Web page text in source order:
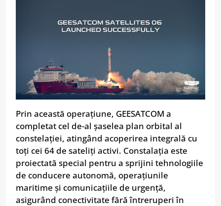
Prin această operațiune, GEESATCOM a
completat cel de-al șaselea plan orbital al
constelației, atingând acoperirea integrală cu
toți cei 64 de sateliți activi. Consta­lația este
proiectată special pentru a sprijini tehnologiile
de conducere autonomă, operațiunile
maritime și comunicațiile de urgență,
asigurând conectivitate fără întreruperi în